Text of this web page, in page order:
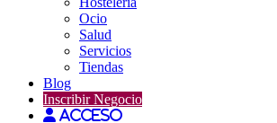
Ocio
Salud
Servicios
Tiendas
Blog
Inscribir Negocio
Acceso